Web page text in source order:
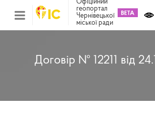
Офіційний
геопортал
Чернівецької
міської ради
Договір № 12211 від